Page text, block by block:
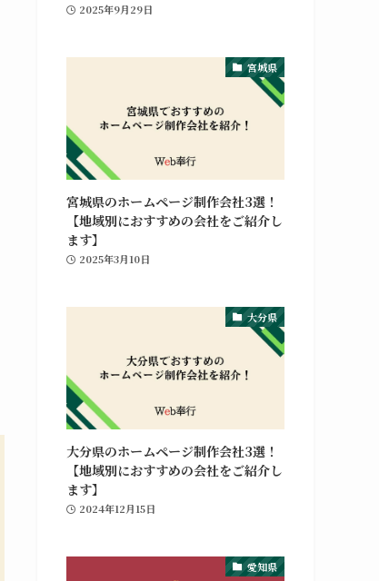
2025年9月29日
宮城県
宮城県のホームページ制作会社3選！
【地域別におすすめの会社をご紹介し
ます】
2025年3月10日
大分県
大分県のホームページ制作会社3選！
【地域別におすすめの会社をご紹介し
ます】
2024年12月15日
愛知県